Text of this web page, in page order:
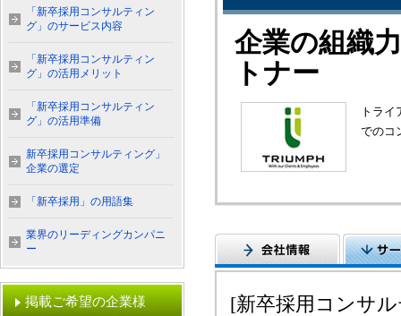
企業の組織
トナー
トラ
でのコ
[新卒採用コンサ
「新卒採用コンサルティン
グ」のサービス内容
「新卒採用コンサルティン
グ」の活用メリット
「新卒採用コンサルティン
グ」の活用準備
新卒採用コンサルティング」
企業の選定
「新卒採用」の用語集
業界のリーディングカンパニ
ー
掲載ご希望の企業様